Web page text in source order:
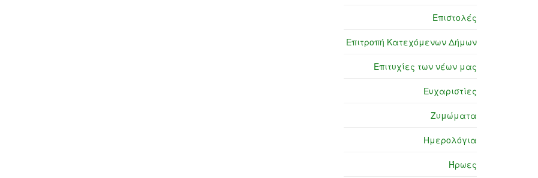
Επιστολές
Επιτροπή Κατεχόμενων Δήμων
Επιτυχίες των νέων μας
Ευχαριστίες
Ζυμώματα
Ημερολόγια
Ήρωες